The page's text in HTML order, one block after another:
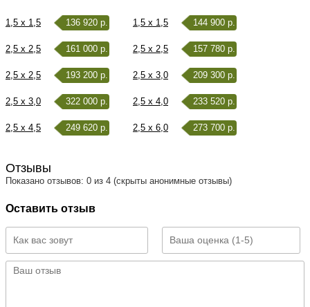
1,5 x 1,5 136 920 р. 1,5 x 1,5 144 900 р.
2,5 x 2,5 161 000 р. 2,5 x 2,5 157 780 р.
2,5 x 2,5 193 200 р. 2,5 x 3,0 209 300 р.
2,5 x 3,0 322 000 р. 2,5 x 4,0 233 520 р.
2,5 x 4,5 249 620 р. 2,5 x 6,0 273 700 р.
Отзывы
Показано отзывов: 0 из 4 (скрыты анонимные отзывы)
Оставить отзыв